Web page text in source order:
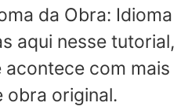
da Obra: Idioma
aqui nesse tutorial,
com mais
obra original.